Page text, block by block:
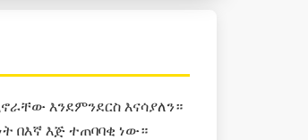
እንደምንደርስ እናሳያለን።
በእኛ እጅ ተጠባባቂ ነው።